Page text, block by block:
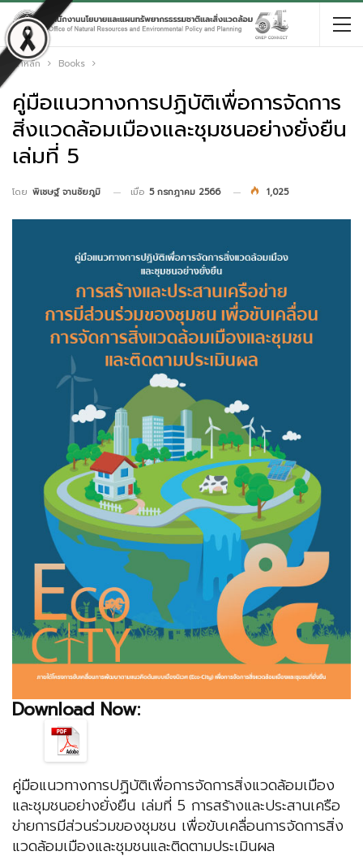
หน้าหลัก Books
คู่มือแนวทางการปฏิบัติเพื่อการจัดการ
สิ่งแวดล้อมเมืองและชุมชนอย่างยั่งยืน
เล่มที่ 5
โดย พิเชษฐ์ จานชัยภูมิ เมื่อ 5 กรกฎาคม 2566 1,025
Download Now:
คู่มือแนวทางการปฏิบัติเพื่อการจัดการสิ่งแวดล้อมเมือง
และชุมชนอย่างยั่งยืน เล่มที่ 5 การสร้างและประสานเครือ
ข่ายการมีส่วนร่วมของชุมชน เพื่อขับเคลื่อนการจัดการสิ่ง
แวดล้อมเมืองและชุมชนและติดตามประเมินผล